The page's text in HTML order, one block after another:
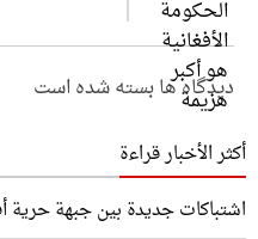
دیدگاه ها بسته شده است
أكثر الأخبار قراءة
اشتباكات جديدة بين جبهة حرية